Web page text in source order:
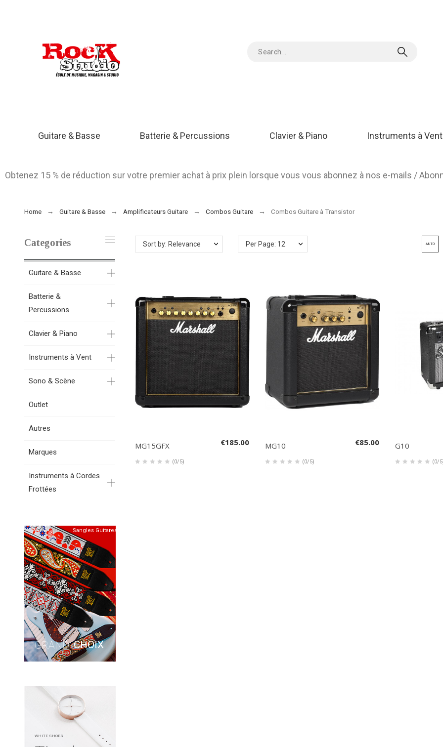
Guitare & Basse Batterie & Percussions Clavier & Piano Instruments à Vent
Obtenez 15 % de réduction sur votre premier achat à prix plein lorsque vous vous abonnez à nos e-mails /
Home Guitare & Basse Amplificateurs Guitare Combos Guitare Combos Guitare à Transistor
Categories
Guitare & Basse
Batterie &
Percussions
Clavier & Piano
Instruments à Vent
Sono & Scène
Outlet
Autres
Marques
Instruments à Cordes
Frottées
Sangles Guitares
GRAND CHOIX
WHITE SHOES
Sort by: Relevance Per Page: 12
MG15GFX €185.00
(0/5)
MG10 €85.00
(0/5)
G10
(0/